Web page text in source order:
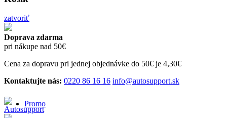
zatvoriť
Doprava zdarma
pri nákupe nad 50€
Cena za dopravu pri jednej objednávke do 50€ je 4,30€
Kontaktujte nás: 0220 86 16 16 info@autosupport.sk
Promo